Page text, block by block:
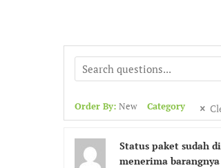
Order By: New Category
Status paket sudah
menerima barangnya